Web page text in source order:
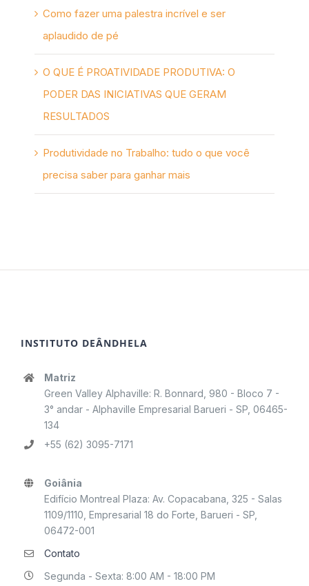
Como fazer uma palestra incrível e ser
aplaudido de pé
O QUE É PROATIVIDADE PRODUTIVA: O
PODER DAS INICIATIVAS QUE GERAM
RESULTADOS
Produtividade no Trabalho: tudo o que você
precisa saber para ganhar mais
INSTITUTO DEÂNDHELA
Matriz
Green Valley Alphaville: R. Bonnard, 980 - Bloco 7 -
3° andar - Alphaville Empresarial Barueri - SP, 06465-
134
+55 (62) 3095-7171
Goiânia
Edifício Montreal Plaza: Av. Copacabana, 325 - Salas
1109/1110, Empresarial 18 do Forte, Barueri - SP,
06472-001
Contato
Segunda - Sexta: 8:00 AM - 18:00 PM